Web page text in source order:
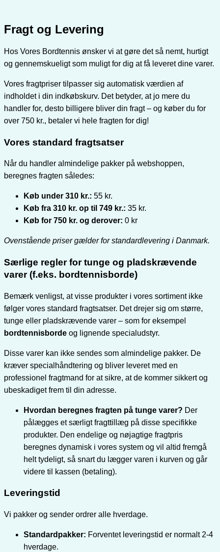
Fragt og Levering
Hos Vores Bordtennis ønsker vi at gøre det så nemt, hurtigt
og gennemskueligt som muligt for dig at få leveret dine varer.
Vores fragtpriser tilpasser sig automatisk værdien af
indholdet i din indkøbskurv. Det betyder, at jo mere du
handler for, desto billigere bliver din fragt – og køber du for
over 750 kr., betaler vi hele fragten for dig!
Vores standard fragtsatser
Når du handler almindelige pakker på webshoppen,
beregnes fragten således:
Køb under 310 kr.: 55 kr.
Køb fra 310 kr. op til 749 kr.: 35 kr.
Køb for 750 kr. og derover: 0 kr
Ovenstående priser gælder for standardlevering i Danmark.
Særlige regler for tunge og pladskrævende
varer (f.eks. bordtennisborde)
Bemærk venligst, at visse produkter i vores sortiment ikke
følger vores standard fragtsatser. Det drejer sig om større,
tunge eller pladskrævende varer – som for eksempel
bordtennisborde og lignende specialudstyr.
Disse varer kan ikke sendes som almindelige pakker. De
kræver specialhåndtering og bliver leveret med en
professionel fragtmand for at sikre, at de kommer sikkert og
ubeskadiget frem til din adresse.
Hvordan beregnes fragten på tunge varer? Der
pålægges et særligt fragttillæg på disse specifikke
produkter. Den endelige og nøjagtige fragtpris
beregnes dynamisk i vores system og vil altid fremgå
helt tydeligt, så snart du lægger varen i kurven og går
videre til kassen (betaling).
Leveringstid
Vi pakker og sender ordrer alle hverdage.
Standardpakker: Forventet leveringstid er normalt 2-4
hverdage.